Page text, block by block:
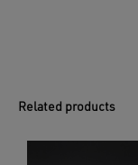
Related products